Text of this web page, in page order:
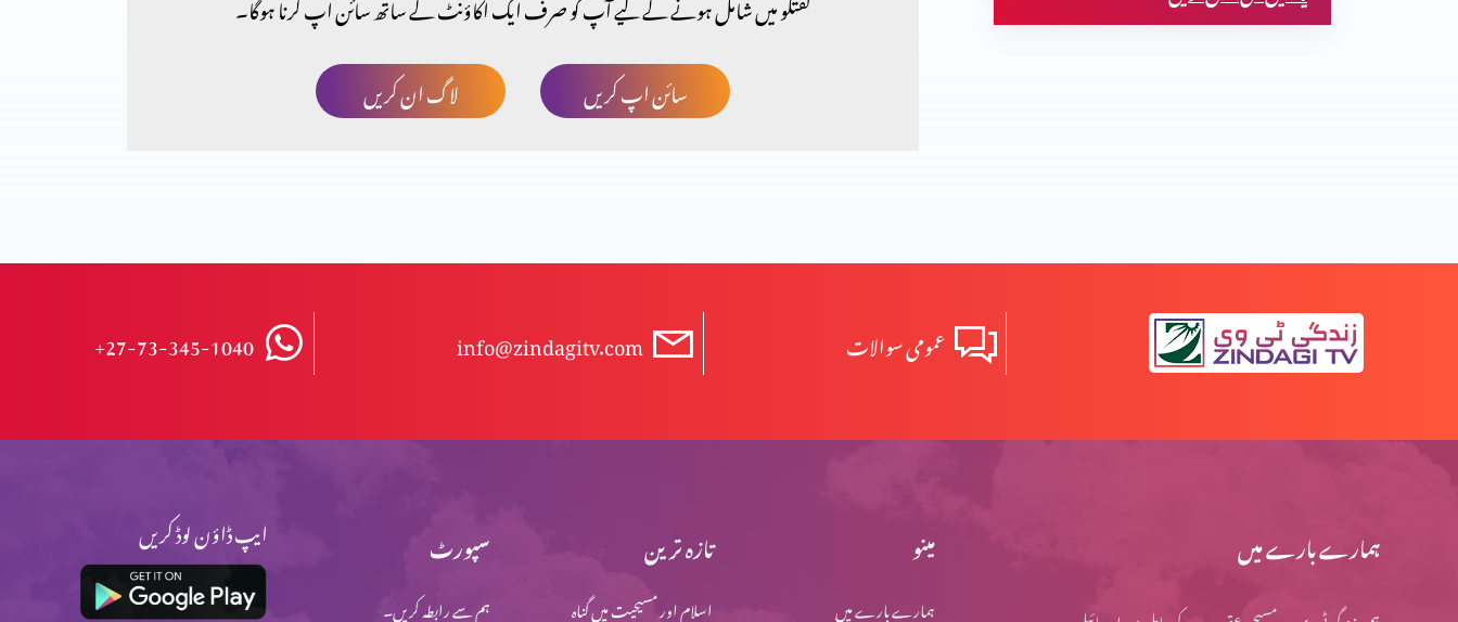
لاگ ان کریں
سائن اپ کریں
+27-73-345-1040 info@zindagitv.com عمومی سوالات
ایپ ڈاؤن لوڈ کریں سپورٹ
ہم سے رابطہ کریں۔
تازہ ترین
اسلام اور مسیحیت میں گناہ
مینو
ہمارے بارے میں
ہمارے بارے میں